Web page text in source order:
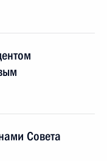
Совета